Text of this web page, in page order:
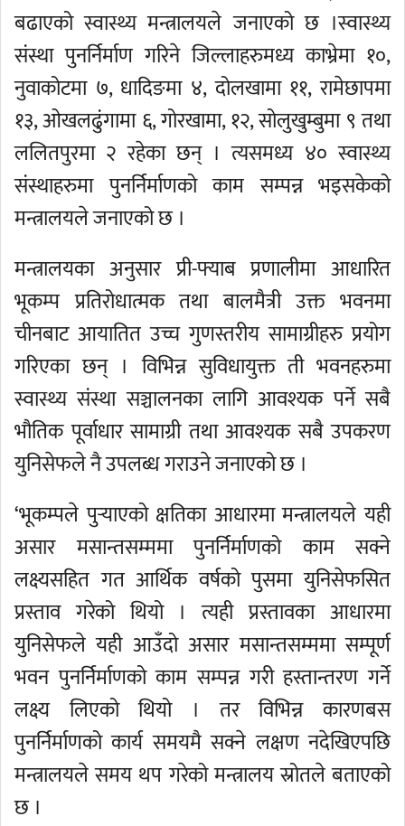
बढाएको स्वास्थ्य मन्त्रालयले जनाएको छ ।स्वास्थ्य
संस्था पुनर्निर्माण गरिने जिल्लाहरुमध्य काभ्रेमा १०,
नुवाकोटमा ७, धादिङमा ४, दोलखामा ११, रामेछापमा
१३, ओखलढुंगामा ६, गोरखामा, १२, सोलुखुम्बुमा ९ तथा
ललितपुरमा २ रहेका छन् । त्यसमध्य ४० स्वास्थ्य
संस्थाहरुमा पुनर्निर्माणको काम सम्पन्न भइसकेको
मन्त्रालयले जनाएको छ ।
मन्त्रालयका अनुसार प्री-फ्याब प्रणालीमा आधारित
भूकम्प प्रतिरोधात्मक तथा बालमैत्री उक्त भवनमा
चीनबाट आयातित उच्च गुणस्तरीय सामाग्रीहरु प्रयोग
गरिएका छन् । विभिन्न सुविधायुक्त ती भवनहरुमा
स्वास्थ्य संस्था सञ्चालनका लागि आवश्यक पर्ने सबै
भौतिक पूर्वाधार सामाग्री तथा आवश्यक सबै उपकरण
युनिसेफले नै उपलब्ध गराउने जनाएको छ ।
‘भूकम्पले पुर्‍याएको क्षतिका आधारमा मन्त्रालयले यही
असार मसान्तसम्ममा पुनर्निर्माणको काम सक्ने
लक्ष्यसहित गत आर्थिक वर्षको पुसमा युनिसेफसित
प्रस्ताव गरेको थियो । त्यही प्रस्तावका आधारमा
युनिसेफले यही आउँदो असार मसान्तसम्ममा सम्पूर्ण
भवन पुनर्निर्माणको काम सम्पन्न गरी हस्तान्तरण गर्ने
लक्ष्य लिएको थियो । तर विभिन्न कारणबस
पुनर्निर्माणको कार्य समयमै सक्ने लक्षण नदेखिएपछि
मन्त्रालयले समय थप गरेको मन्त्रालय स्रोतले बताएको
छ ।